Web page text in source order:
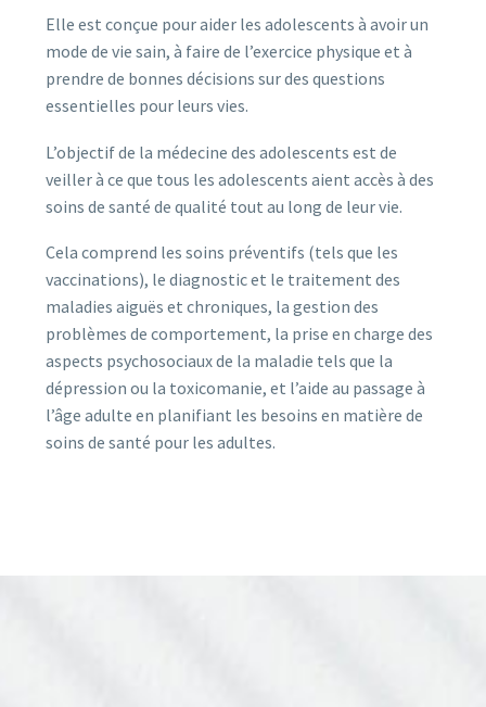
Elle est conçue pour aider les adolescents à avoir un
mode de vie sain, à faire de l’exercice physique et à
prendre de bonnes décisions sur des questions
essentielles pour leurs vies.
L’objectif de la médecine des adolescents est de
veiller à ce que tous les adolescents aient accès à des
soins de santé de qualité tout au long de leur vie.
Cela comprend les soins préventifs (tels que les
vaccinations), le diagnostic et le traitement des
maladies aiguës et chroniques, la gestion des
problèmes de comportement, la prise en charge des
aspects psychosociaux de la maladie tels que la
dépression ou la toxicomanie, et l’aide au passage à
l’âge adulte en planifiant les besoins en matière de
soins de santé pour les adultes.